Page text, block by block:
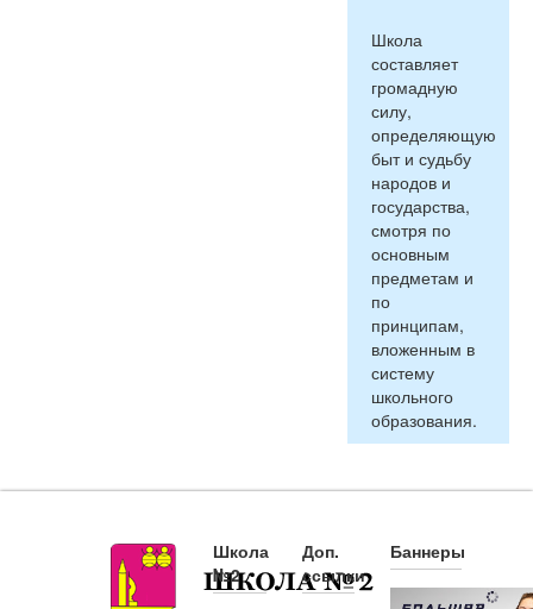
Школа
составляет
громадную
силу,
определяющую
быт и судьбу
народов и
государства,
смотря по
основным
предметам и
по
принципам,
вложенным в
систему
школьного
образования.
Школа
№2
Доп.
ссылки
Баннеры